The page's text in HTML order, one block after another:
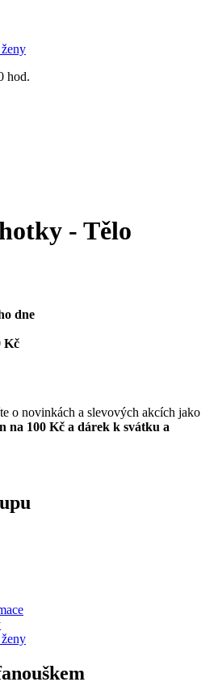
hod.
- Tělo
dne
Kč
o novinkách a slevových akcích jako
na 100 Kč a dárek k svátku a